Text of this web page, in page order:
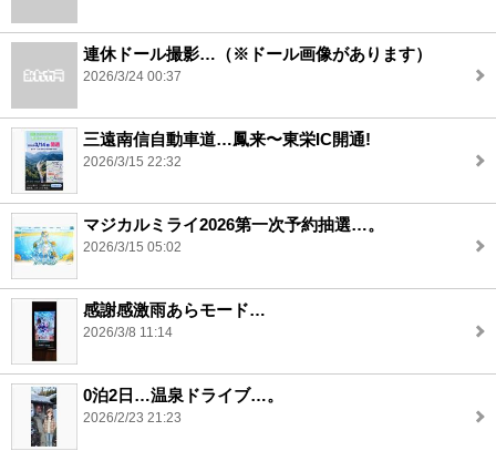
連休ドール撮影…（※ドール画像があります）
2026/3/24 00:37
三遠南信自動車道…鳳来〜東栄IC開通!
2026/3/15 22:32
マジカルミライ2026第一次予約抽選…。
2026/3/15 05:02
感謝感激雨あらモード…
2026/3/8 11:14
0泊2日…温泉ドライブ…。
2026/2/23 21:23